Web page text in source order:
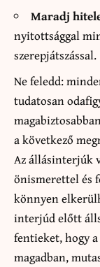
Maradj
nyitottsággal
szerepjátszással.
Ne feledd:
tudatosan
a következő
Az állásinterjúk
önismerettel és
könnyen
interjúd előtt
fentieket, hogy
magadban,